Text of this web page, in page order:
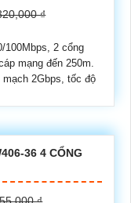
₫
100Mbps, 2 cổng
mạng đến 250m.
2Gbps, tốc độ
36 4 CỔNG
₫